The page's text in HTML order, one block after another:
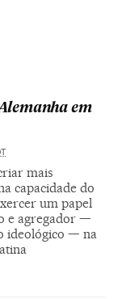
em
mais
capacidade do
um papel
e agregador —
ideológico — na